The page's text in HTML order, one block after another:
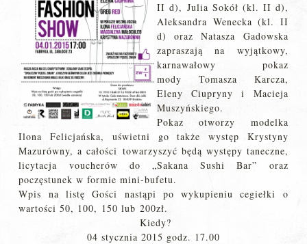
II d), Julia Sokół (kl. II d),
Aleksandra Wenecka (kl. II
d) oraz Natasza Gadowska
zapraszają na wyjątkowy,
karnawałowy pokaz
mody Tomasza Karcza,
Eleny Ciupryny i Macieja
Muszyńskiego.
Pokaz otworzy modelka
Ilona Felicjańska, uświetni go także występ Krystyny
Mazurówny, a całości towarzyszyć będą występy taneczne,
licytacja voucherów do „Sakana Sushi Bar” oraz
poczęstunek w formie mini-bufetu.
Wpis na listę Gości nastąpi po wykupieniu cegiełki o
wartości 50, 100, 150 lub 200zł.
Kiedy?
04 stycznia 2015 godz. 17.00